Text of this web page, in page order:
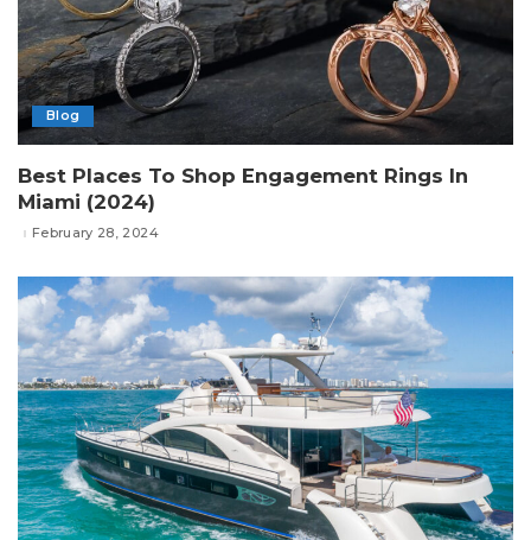
Blog
Best Places To Shop Engagement Rings In
Miami (2024)
February 28, 2024